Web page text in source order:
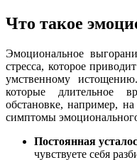
Что такое
Эмоциональное
стресса, которое
умственному
которые длительное
обстановке, например,
симптомы
Постоянная
чувствуете себя